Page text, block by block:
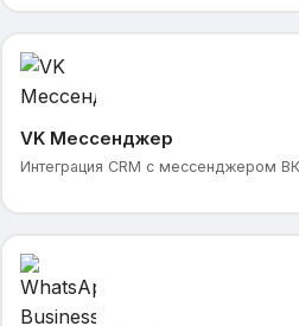
VK Мессенджер
Интеграция CRM с мессенджером